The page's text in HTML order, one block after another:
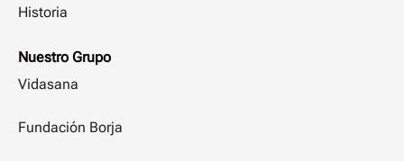
Historia
Nuestro Grupo
Vidasana
Fundación Borja